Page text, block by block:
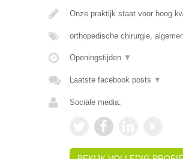
Onze praktijk staat voor hoog
orthopedische chirurgie,
Openingstijden ▼
Laatste facebook posts ▼
Sociale media: